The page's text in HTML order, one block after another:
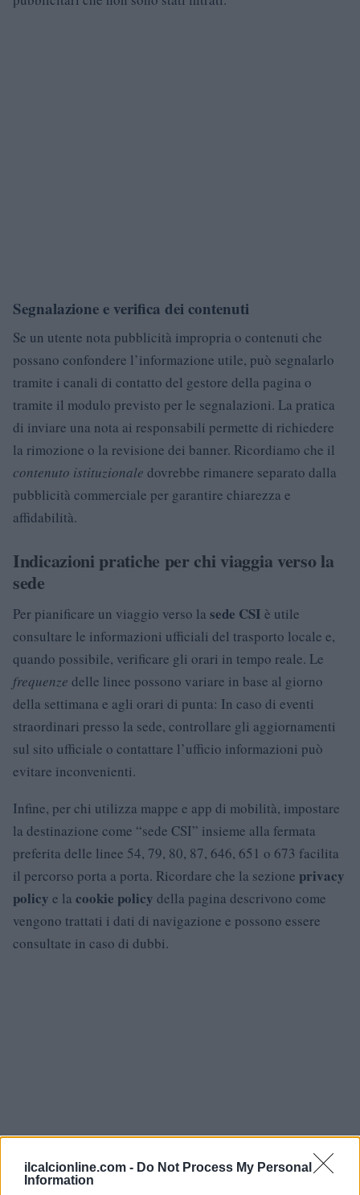
ilcalcionline.com - Do Not Process My Personal
Information
Segnalazione e verifica dei contenuti
Se un utente nota pubblicità impropria o contenuti che
possano confondere l’informazione utile, può segnalarlo
tramite i canali di contatto del gestore della pagina o
tramite il modulo previsto per le segnalazioni. La pratica
di inviare una nota ai responsabili permette di richiedere
la rimozione o la revisione dei banner. Ricordiamo che il
contenuto istituzionale dovrebbe rimanere separato dalla
pubblicità commerciale per garantire chiarezza e
affidabilità.
Indicazioni pratiche per chi viaggia verso la
sede
Per pianificare un viaggio verso la sede CSI è utile
consultare le informazioni ufficiali del trasporto locale e,
quando possibile, verificare gli orari in tempo reale. Le
frequenze delle linee possono variare in base al giorno
della settimana e agli orari di punta: In caso di eventi
straordinari presso la sede, controllare gli aggiornamenti
sul sito ufficiale o contattare l’ufficio informazioni può
evitare inconvenienti.
Infine, per chi utilizza mappe e app di mobilità, impostare
la destinazione come “sede CSI” insieme alla fermata
preferita delle linee 54, 79, 80, 87, 646, 651 o 673 facilita
il percorso porta a porta. Ricordare che la sezione privacy
policy e la cookie policy della pagina descrivono come
vengono trattati i dati di navigazione e possono essere
consultate in caso di dubbi.